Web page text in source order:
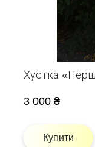
Хустка
3 000 ₴
Купити